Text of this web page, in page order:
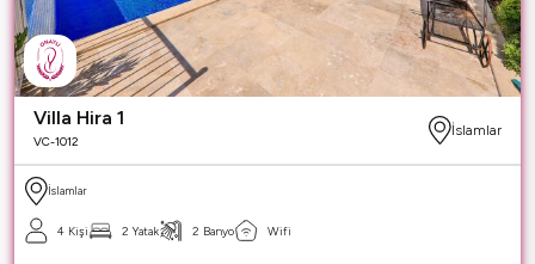
Villa Hira 1
VC-1012
İslamlar
İslamlar
4 Kişi 2 Yatak 2 Banyo Wifi